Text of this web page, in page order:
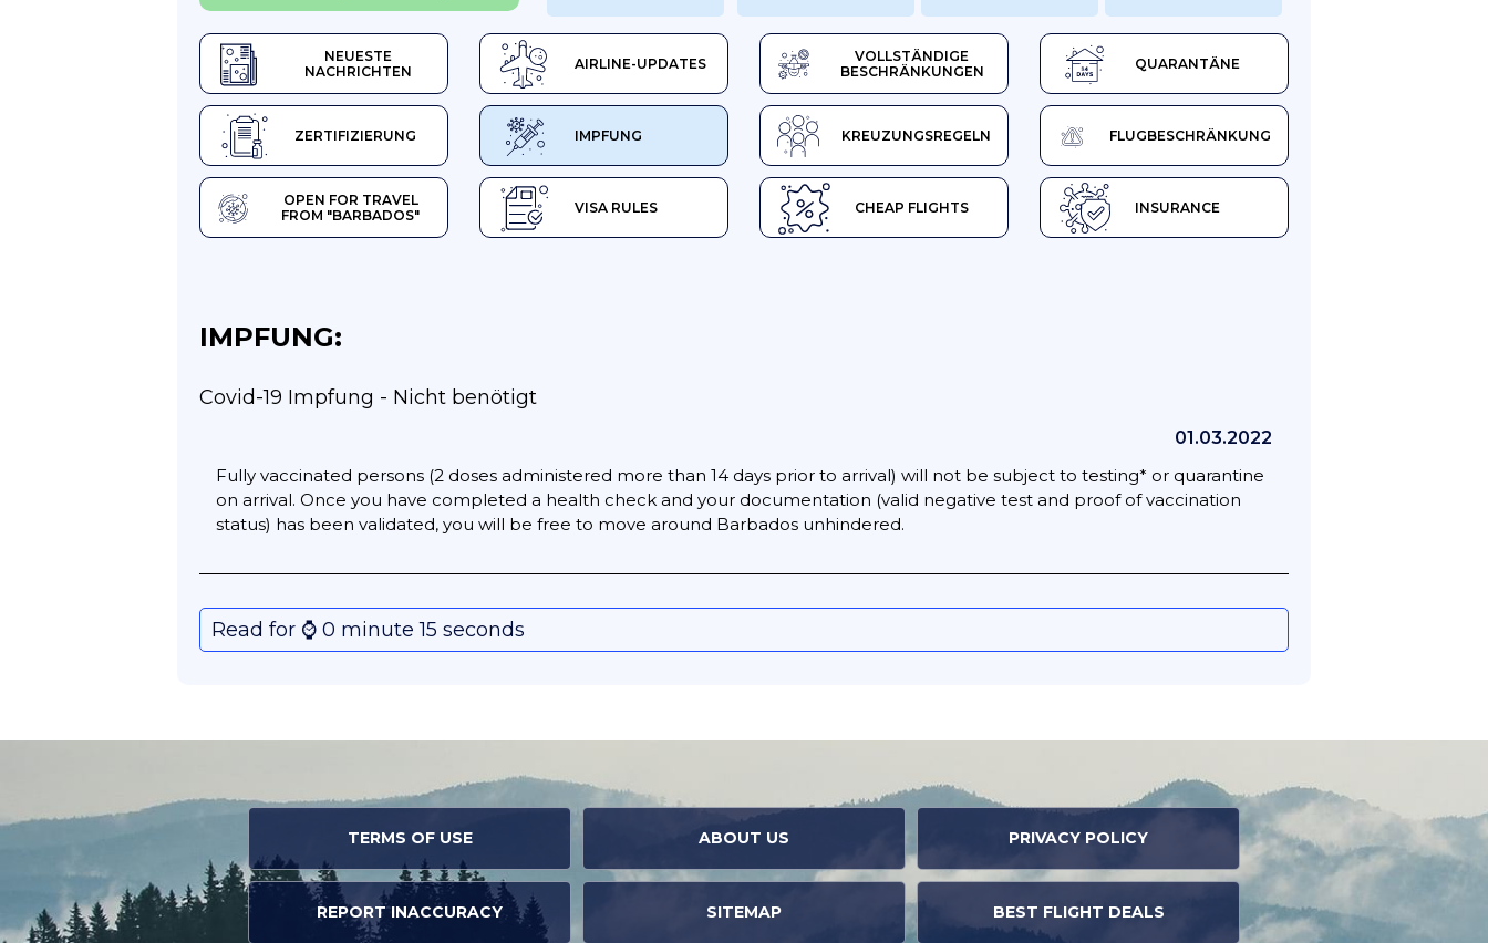
NEUESTE
NACHRICHTEN
AIRLINE-UPDATES
VOLLSTÄNDIGE
BESCHRÄNKUNGEN
QUARANTÄNE
ZERTIFIZIERUNG IMPFUNG KREUZUNGSREGELN FLUGBESCHRÄNKUNG
OPEN FOR TRAVEL
FROM "BARBADOS"
VISA RULES CHEAP FLIGHTS INSURANCE
IMPFUNG:
Covid-19 Impfung - Nicht benötigt
01.03.2022
Fully vaccinated persons (2 doses administered more than 14 days prior to arrival) will not be subject to testing* or quarantine
on arrival. Once you have completed a health check and your documentation (valid negative test and proof of vaccination
status) has been validated, you will be free to move around Barbados unhindered.
Read for ⌚️ 0 minute 15 seconds
TERMS OF USE ABOUT US PRIVACY POLICY
REPORT INACCURACY SITEMAP BEST FLIGHT DEALS